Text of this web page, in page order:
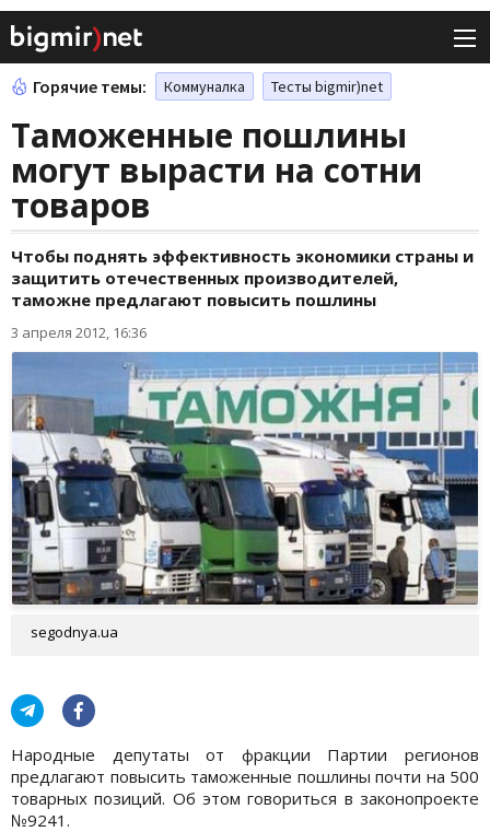
Горячие темы: Коммуналка Тесты bigmir)net
Таможенные пошлины
могут вырасти на сотни
товаров
Чтобы поднять эффективность экономики страны и
защитить отечественных производителей,
таможне предлагают повысить пошлины
3 апреля 2012, 16:36
segodnya.ua
Народные депутаты от фракции Партии регионов
предлагают повысить таможенные пошлины почти на 500
товарных позиций. Об этом говориться в законопроекте
№9241.